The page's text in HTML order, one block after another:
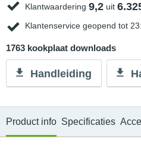
Klantwaardering 9,2 uit
Klantenservice geopend tot
1763 kookplaat downloads
Handleiding
Product info Specificaties